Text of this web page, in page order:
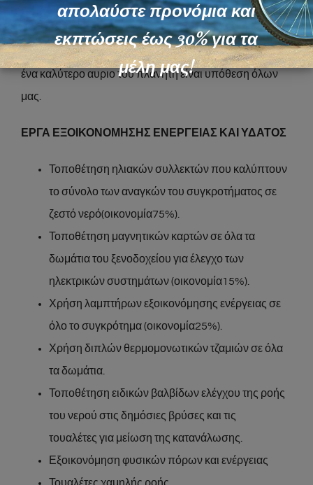
Με την υπερθέρμανση του πλανήτη και τις φυσικες
καταστροφές να εντεινονται μέρα με τη μέρα, η ενεργή
συμετοχη μας στην προστασία του περιβάλλοντος για
ένα καλύτερο αυριο του πλανήτη είναι υπόθεση όλων
μας.
ΕΡΓΑ ΕΞΟΙΚΟΝΟΜΗΣΗΣ ΕΝΕΡΓΕΙΑΣ ΚΑΙ ΥΔΑΤΟΣ
Τοποθέτηση ηλιακών συλλεκτών που καλύπτουν
το σύνολο των αναγκών του συγκροτήματος σε
ζεστό νερό(οικονομία75%).
Τοποθέτηση μαγνητικών καρτών σε όλα τα
δωμάτια του ξενοδοχείου για έλεγχο των
ηλεκτρικών συστημάτων (οικονομία15%).
Χρήση λαμπτήρων εξοικονόμησης ενέργειας σε
όλο το συγκρότημα (οικονομία25%).
Χρήση διπλών θερμομονωτικών τζαμιών σε όλα
τα δωμάτια.
Τοποθέτηση ειδικών βαλβίδων ελέγχου της ροής
του νερού στις δημόσιες βρύσες και τις
τουαλέτες για μείωση της κατανάλωσης.
Εξοικονόμηση φυσικών πόρων και ενέργειας
απολαύστε προνόμια και
εκπτώσεις έως 30% για τα
μέλη μας!